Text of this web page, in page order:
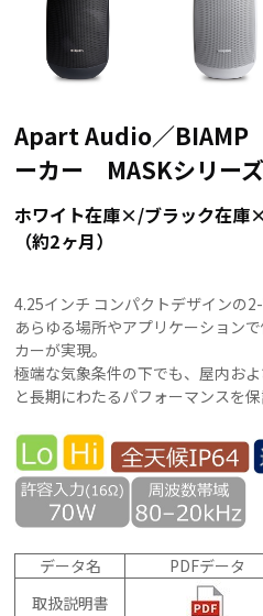
Apart Audio／BIAMP
ーカー MASKシリー
ホワイト在庫×/ブラック在庫
（約2ヶ月）
4.25インチ コンパクトデザインの
あらゆる場所やアプリケーション
カーが実現。
極端な気象条件の下でも、屋内お
と長期にわたるパフォーマンスを保
データ名
PDFデータ
取扱説明書